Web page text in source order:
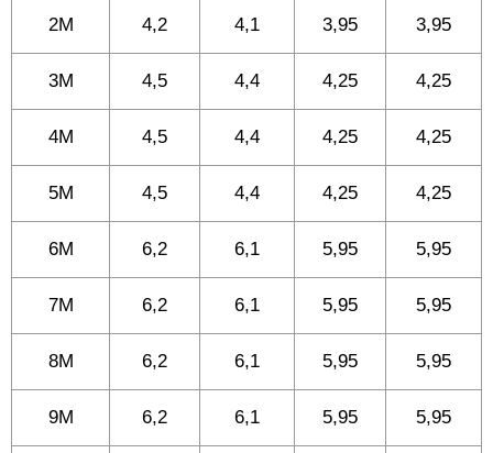
2M 4,2 4,1 3,95 3,95
3M 4,5 4,4 4,25 4,25
4M 4,5 4,4 4,25 4,25
5M 4,5 4,4 4,25 4,25
6M 6,2 6,1 5,95 5,95
7M 6,2 6,1 5,95 5,95
8M 6,2 6,1 5,95 5,95
9M 6,2 6,1 5,95 5,95